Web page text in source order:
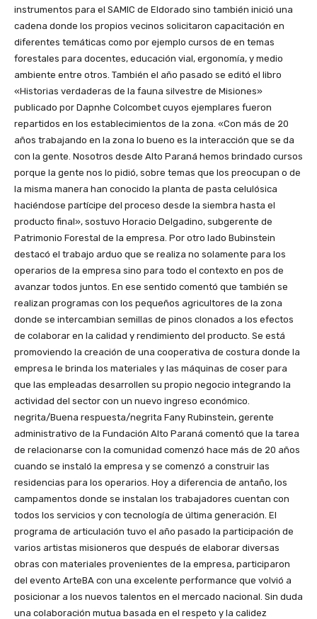
instrumentos para el SAMIC de Eldorado sino también inició una
cadena donde los propios vecinos solicitaron capacitación en
diferentes temáticas como por ejemplo cursos de en temas
forestales para docentes, educación vial, ergonomía, y medio
ambiente entre otros. También el año pasado se editó el libro
«Historias verdaderas de la fauna silvestre de Misiones»
publicado por Dapnhe Colcombet cuyos ejemplares fueron
repartidos en los establecimientos de la zona. «Con más de 20
años trabajando en la zona lo bueno es la interacción que se da
con la gente. Nosotros desde Alto Paraná hemos brindado cursos
porque la gente nos lo pidió, sobre temas que los preocupan o de
la misma manera han conocido la planta de pasta celulósica
haciéndose partícipe del proceso desde la siembra hasta el
producto final», sostuvo Horacio Delgadino, subgerente de
Patrimonio Forestal de la empresa. Por otro lado Bubinstein
destacó el trabajo arduo que se realiza no solamente para los
operarios de la empresa sino para todo el contexto en pos de
avanzar todos juntos. En ese sentido comentó que también se
realizan programas con los pequeños agricultores de la zona
donde se intercambian semillas de pinos clonados a los efectos
de colaborar en la calidad y rendimiento del producto. Se está
promoviendo la creación de una cooperativa de costura donde la
empresa le brinda los materiales y las máquinas de coser para
que las empleadas desarrollen su propio negocio integrando la
actividad del sector con un nuevo ingreso económico.
negrita/Buena respuesta/negrita Fany Rubinstein, gerente
administrativo de la Fundación Alto Paraná comentó que la tarea
de relacionarse con la comunidad comenzó hace más de 20 años
cuando se instaló la empresa y se comenzó a construir las
residencias para los operarios. Hoy a diferencia de antaño, los
campamentos donde se instalan los trabajadores cuentan con
todos los servicios y con tecnología de última generación. El
programa de articulación tuvo el año pasado la participación de
varios artistas misioneros que después de elaborar diversas
obras con materiales provenientes de la empresa, participaron
del evento ArteBA con una excelente performance que volvió a
posicionar a los nuevos talentos en el mercado nacional. Sin duda
una colaboración mutua basada en el respeto y la calidez